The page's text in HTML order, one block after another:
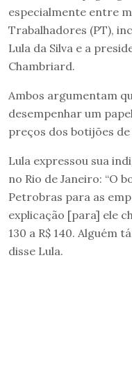
especialmente entre
Trabalhadores (PT),
Lula da Silva e a
Chambriard.
Ambos argumentam
desempenhar um
preços dos botijões de
Lula expressou sua
no Rio de Janeiro: “O
Petrobras para as
explicação [para] ele
130 a R$ 140. Alguém
disse Lula.